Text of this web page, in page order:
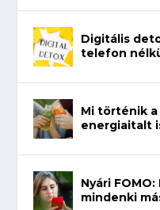
Digitális
telefon
Mi történik
energiaitalt
Nyári
mindenki